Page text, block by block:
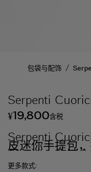
包袋与配饰 /
Serpenti
¥19,800含税
Serpenti
皮迷你手提包
里。迷人的镀
蛇鳞，采用按扣
更多款式: